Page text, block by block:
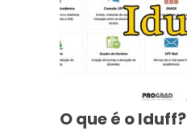
O que é o Iduff?